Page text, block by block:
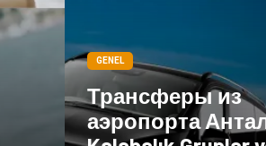
GENEL
Трансферы из
аэропорта